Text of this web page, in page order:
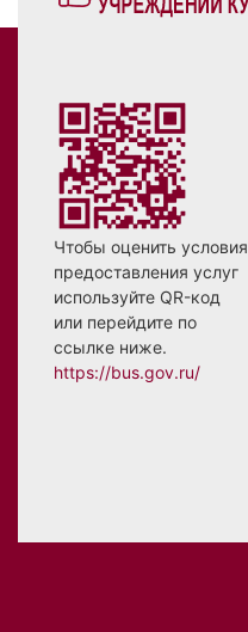
Чтобы оценить условия
предоставления услуг
используйте QR-код
или перейдите по
ссылке ниже.
https://bus.gov.ru/